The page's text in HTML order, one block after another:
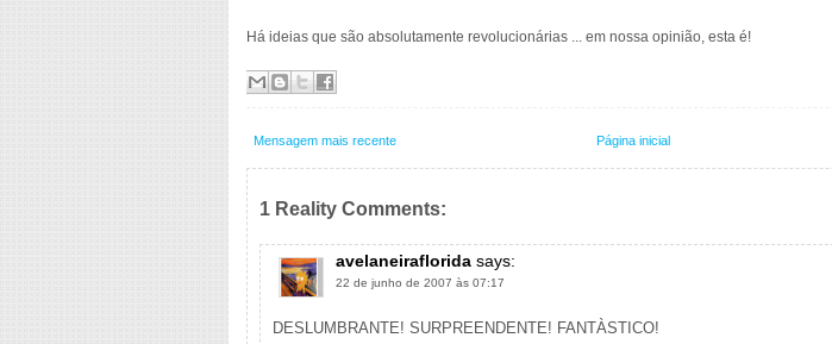
Há ideias que são absolutamente revolucionárias ... em nossa opinião, esta é!
Mensagem mais recente Página inicial
1 Reality Comments:
avelaneiraflorida says:
22 de junho de 2007 às 07:17
DESLUMBRANTE! SURPREENDENTE! FANTÀSTICO!